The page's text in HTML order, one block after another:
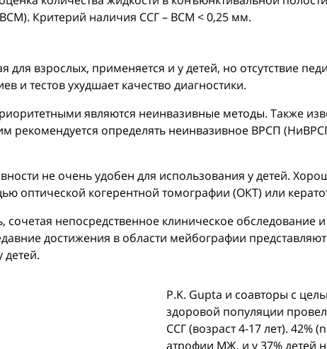
Критерий наличия ССГ – ВСМ < 0,25 мм.
для взрослых, применяется и у детей, но отсутствие
и тестов ухудшает качество диагностики.
являются неинвазивные методы. Также
рекомендуется определять неинвазивное ВРСП
не очень удобен для использования у детей.
оптической когерентной томографии (ОКТ) или
непосредственное клиническое обследование
достижения в области мейбографии
P.K. Gupta и соавторы с
здоровой популяции
ССГ (возраст 4-17 лет). 42%
атрофии МЖ, и у 37% детей